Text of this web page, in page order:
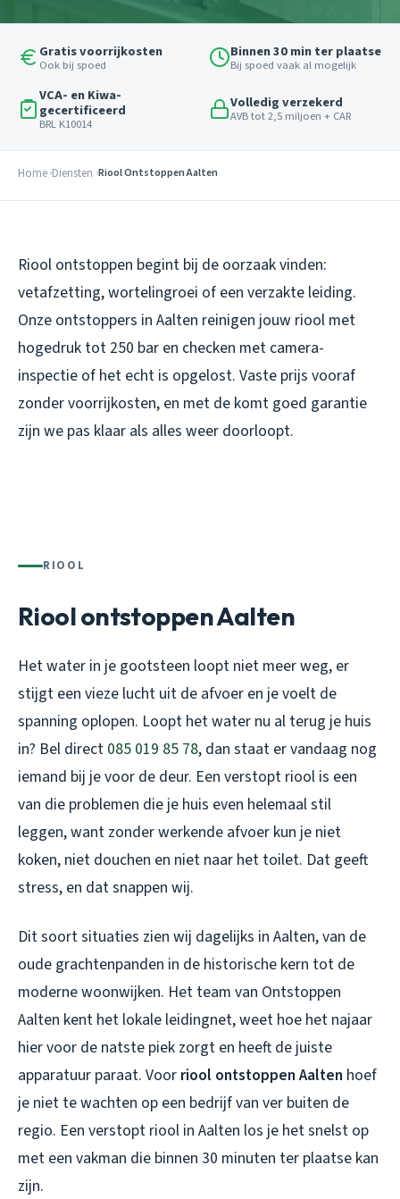
Gratis voorrijkosten
Ook bij spoed
Binnen 30 min ter plaatse
Bij spoed vaak al mogelijk
VCA- en Kiwa-
gecertificeerd
BRL K10014
Volledig verzekerd
AVB tot 2,5 miljoen + CAR
Home Diensten Riool Ontstoppen Aalten
Riool ontstoppen begint bij de oorzaak vinden:
vetafzetting, wortelingroei of een verzakte leiding.
Onze ontstoppers in Aalten reinigen jouw riool met
hogedruk tot 250 bar en checken met camera-
inspectie of het echt is opgelost. Vaste prijs vooraf
zonder voorrijkosten, en met de komt goed garantie
zijn we pas klaar als alles weer doorloopt.
RIOOL
Riool ontstoppen Aalten
Het water in je gootsteen loopt niet meer weg, er
stijgt een vieze lucht uit de afvoer en je voelt de
spanning oplopen. Loopt het water nu al terug je huis
in? Bel direct 085 019 85 78, dan staat er vandaag nog
iemand bij je voor de deur. Een verstopt riool is een
van die problemen die je huis even helemaal stil
leggen, want zonder werkende afvoer kun je niet
koken, niet douchen en niet naar het toilet. Dat geeft
stress, en dat snappen wij.
Dit soort situaties zien wij dagelijks in Aalten, van de
oude grachtenpanden in de historische kern tot de
moderne woonwijken. Het team van Ontstoppen
Aalten kent het lokale leidingnet, weet hoe het najaar
hier voor de natste piek zorgt en heeft de juiste
apparatuur paraat. Voor riool ontstoppen Aalten hoef
je niet te wachten op een bedrijf van ver buiten de
regio. Een verstopt riool in Aalten los je het snelst op
met een vakman die binnen 30 minuten ter plaatse kan
zijn.